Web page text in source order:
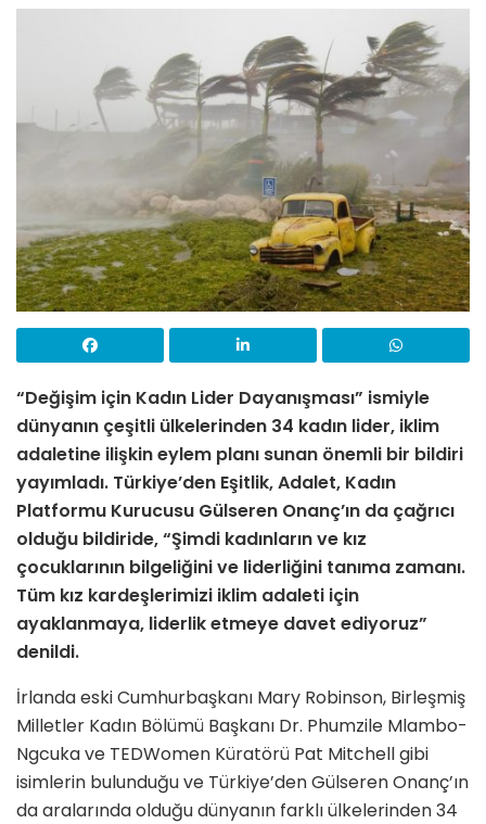
“Değişim için Kadın Lider Dayanışması” ismiyle
dünyanın çeşitli ülkelerinden 34 kadın lider, iklim
adaletine ilişkin eylem planı sunan önemli bir bildiri
yayımladı. Türkiye’den Eşitlik, Adalet, Kadın
Platformu Kurucusu Gülseren Onanç’ın da çağrıcı
olduğu bildiride, “Şimdi kadınların ve kız
çocuklarının bilgeliğini ve liderliğini tanıma zamanı.
Tüm kız kardeşlerimizi iklim adaleti için
ayaklanmaya, liderlik etmeye davet ediyoruz”
denildi.
İrlanda eski Cumhurbaşkanı Mary Robinson, Birleşmiş
Milletler Kadın Bölümü Başkanı Dr. Phumzile Mlambo-
Ngcuka ve TEDWomen Küratörü Pat Mitchell gibi
isimlerin bulunduğu ve Türkiye’den Gülseren Onanç’ın
da aralarında olduğu dünyanın farklı ülkelerinden 34